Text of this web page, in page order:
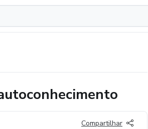
Compartilhar